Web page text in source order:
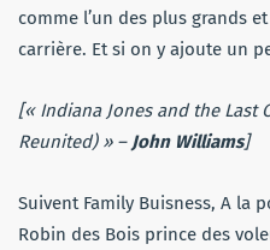
comme l’un des plus grands
carrière. Et si on y ajoute un
[« Indiana Jones and the Last
Reunited) » – John Williams]
Suivent Family Buisness, A la
Robin des Bois prince des